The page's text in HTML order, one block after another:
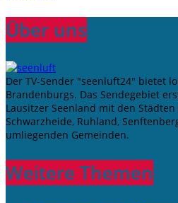
Über uns
Der TV-Sender "seenluft24" bietet
Brandenburgs. Das Sendegebiet
Lausitzer Seenland mit den
Schwarzheide, Ruhland,
umliegenden Gemeinden.
Weitere Themen